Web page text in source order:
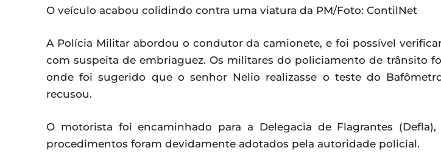
O veículo acabou colidindo contra uma viatura da PM/Foto: ContilNet
A Polícia Militar abordou o condutor da camionete, e foi possível
com suspeita de embriaguez. Os militares do policiamento de trânsito
onde foi sugerido que o senhor Nelio realizasse o teste do
recusou.
O motorista foi encaminhado para a Delegacia de Flagrantes
procedimentos foram devidamente adotados pela autoridade policial.